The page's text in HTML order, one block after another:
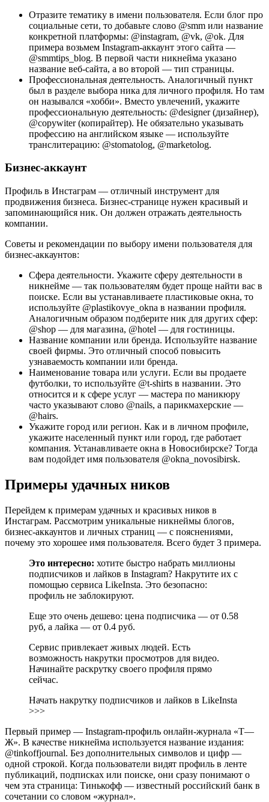
Отразите тематику в имени пользователя. Если блог про
социальные сети, то добавьте слово @smm или название
конкретной платформы: @instagram, @vk, @ok. Для
примера возьмем Instagram-аккаунт этого сайта —
@smmtips_blog. В первой части никнейма указано
название веб-сайта, а во второй — тип страницы.
Профессиональная деятельность. Аналогичный пункт
был в разделе выбора ника для личного профиля. Но там
он назывался «хобби». Вместо увлечений, укажите
профессиональную деятельность: @designer (дизайнер),
@copywiter (копирайтер). Не обязательно указывать
профессию на английском языке — используйте
транслитерацию: @stomatolog, @marketolog.
Бизнес-аккаунт
Профиль в Инстаграм — отличный инструмент для
продвижения бизнеса. Бизнес-странице нужен красивый и
запоминающийся ник. Он должен отражать деятельность
компании.
Советы и рекомендации по выбору имени пользователя для
бизнес-аккаунтов:
Сфера деятельности. Укажите сферу деятельности в
никнейме — так пользователям будет проще найти вас в
поиске. Если вы устанавливаете пластиковые окна, то
используйте @plastikovye_okna в названии профиля.
Аналогичным образом подберите ник для других сфер:
@shop — для магазина, @hotel — для гостиницы.
Название компании или бренда. Используйте название
своей фирмы. Это отличный способ повысить
узнаваемость компании или бренда.
Наименование товара или услуги. Если вы продаете
футболки, то используйте @t-shirts в названии. Это
относится и к сфере услуг — мастера по маникюру
часто указывают слово @nails, а парикмахерские —
@hairs.
Укажите город или регион. Как и в личном профиле,
укажите населенный пункт или город, где работает
компания. Устанавливаете окна в Новосибирске? Тогда
вам подойдет имя пользователя @okna_novosibirsk.
Примеры удачных ников
Перейдем к примерам удачных и красивых ников в
Инстаграм. Рассмотрим уникальные никнеймы блогов,
бизнес-аккаунтов и личных страниц — с пояснениями,
почему это хорошее имя пользователя. Всего будет 3 примера.
Это интересно: хотите быстро набрать миллионы
подписчиков и лайков в Instagram? Накрутите их с
помощью сервиса LikeInsta. Это безопасно:
профиль не заблокируют.
Еще это очень дешево: цена подписчика — от 0.58
руб, а лайка — от 0.4 руб.
Сервис привлекает живых людей. Есть
возможность накрутки просмотров для видео.
Начинайте раскрутку своего профиля прямо
сейчас.
Начать накрутку подписчиков и лайков в LikeInsta
>>>
Первый пример — Instagram-профиль онлайн-журнала «Т—
Ж». В качестве никнейма используется название издания:
@tinkoffjournal. Без дополнительных символов и цифр —
одной строкой. Когда пользователи видят профиль в ленте
публикаций, подписках или поиске, они сразу понимают о
чем эта страница: Тинькофф — известный российский банк в
сочетании со словом «журнал».